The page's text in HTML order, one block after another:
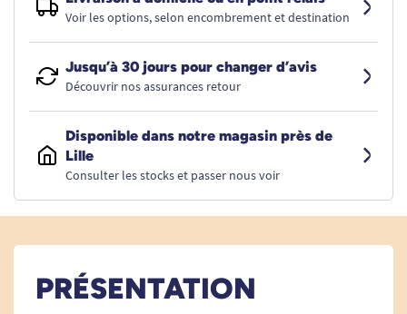
Voir les options, selon encombrement et destination
Jusqu’à 30 jours pour changer d’avis
Découvrir nos assurances retour
Disponible dans notre magasin près de
Lille
Consulter les stocks et passer nous voir
PRÉSENTATION